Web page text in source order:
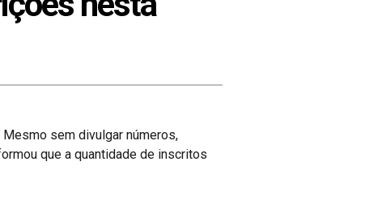
sem divulgar números,
que a quantidade de inscritos